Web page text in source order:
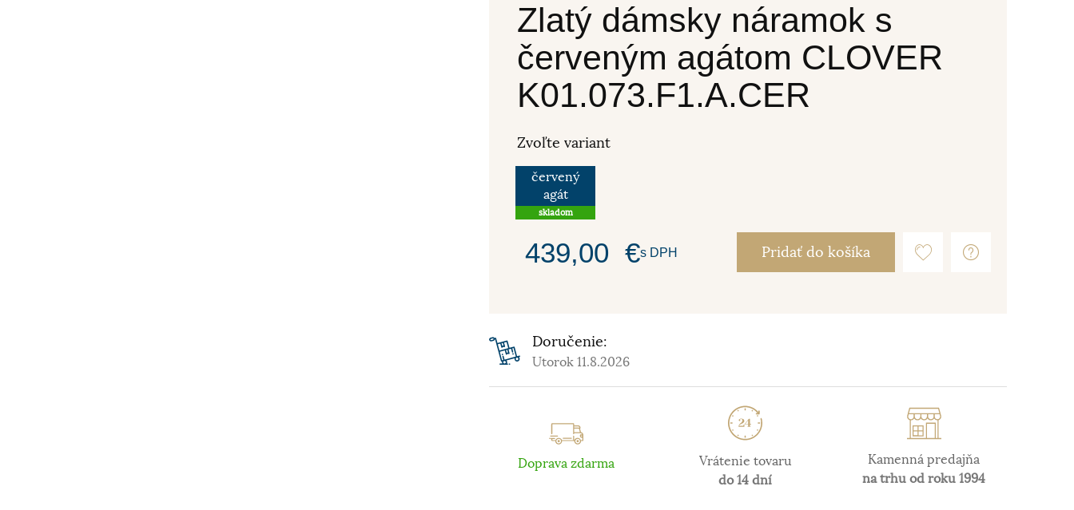
Zlatý dámsky náramok s
červeným agátom CLOVER
K01.073.F1.A.CER
Zvoľte variant
červený
agát
skladom
439,00 €s DPH Pridať do košíka
Doručenie:
Utorok 11.8.2026
Doprava zdarma
Vrátenie tovaru
do 14 dní
Kamenná predajňa
na trhu od roku 1994